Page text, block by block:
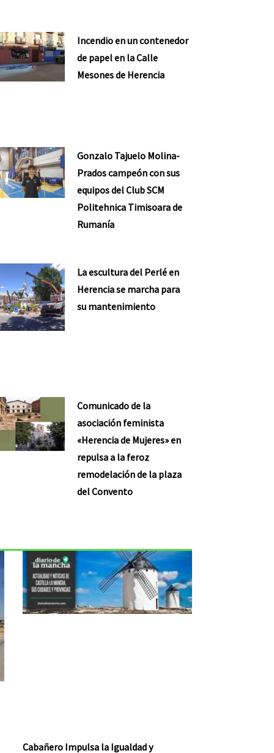
Incendio en un contenedor
de papel en la Calle
Mesones de Herencia
Gonzalo Tajuelo Molina-
Prados campeón con sus
equipos del Club SCM
Politehnica Timisoara de
Rumanía
La escultura del Perlé en
Herencia se marcha para
su mantenimiento
Comunicado de la
asociación feminista
«Herencia de Mujeres» en
repulsa a la feroz
remodelación de la plaza
del Convento
Cabañero Impulsa la Igualdad y